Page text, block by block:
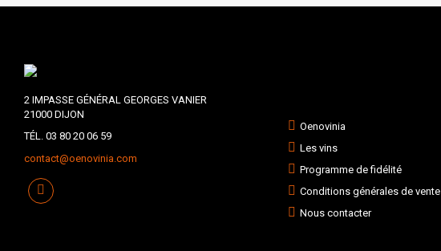
2 IMPASSE GÉNÉRAL GEORGES VANIER
21000 DIJON
TÉL. 03 80 20 06 59
contact@oenovinia.com
Oenovinia
Les vins
Programme de fidélité
Conditions générales de vente
Nous contacter